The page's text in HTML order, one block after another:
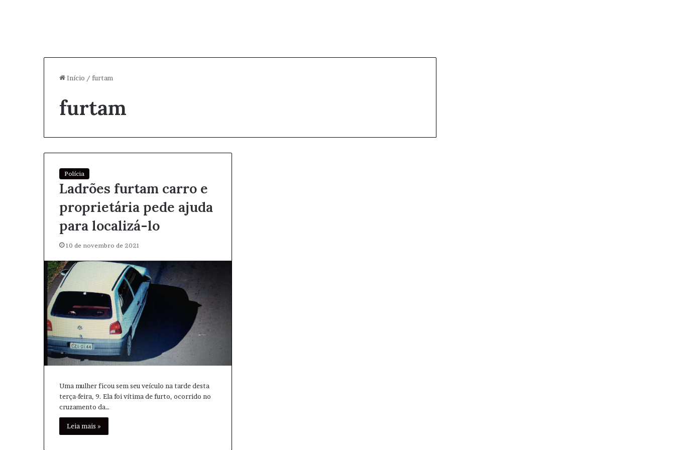
Início / furtam
furtam
Polícia
Ladrões furtam carro e
proprietária pede ajuda
para localizá-lo
10 de novembro de 2021
Uma mulher ficou sem seu veículo na tarde desta
terça-feira, 9. Ela foi vítima de furto, ocorrido no
cruzamento da…
Leia mais »